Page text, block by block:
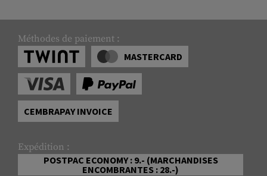
Méthodes de paiement :
MASTERCARD
CEMBRAPAY INVOICE
Expédition :
POSTPAC ECONOMY : 9.- (MARCHANDISES
ENCOMBRANTES : 28.-)